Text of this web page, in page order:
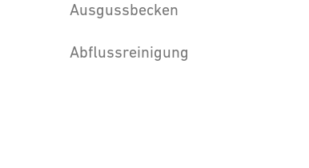
Ausgussbecken
Abflussreinigung